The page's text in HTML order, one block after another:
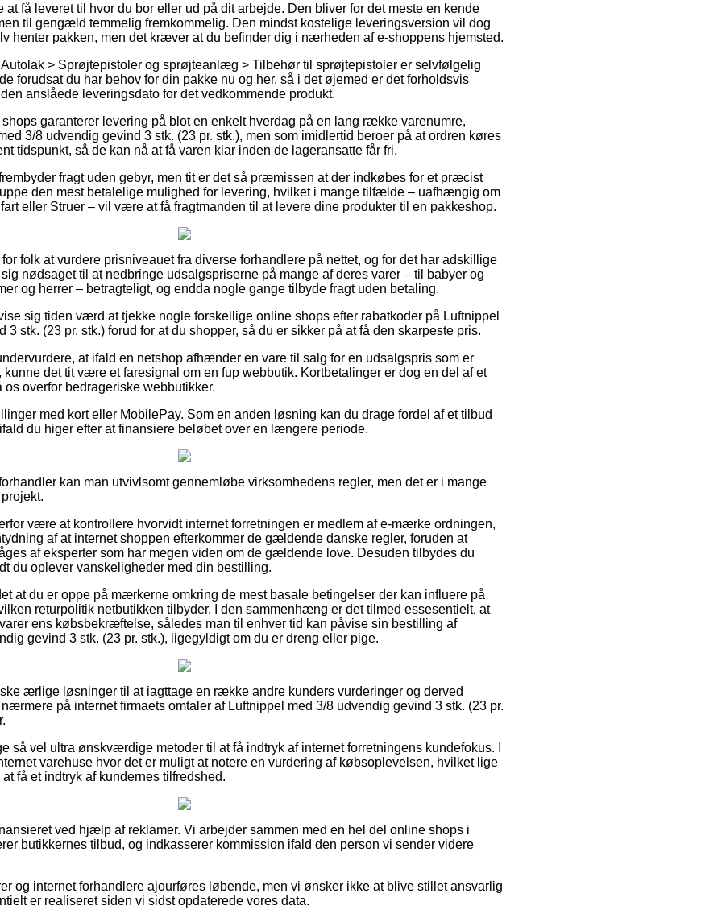
at få leveret til hvor du bor eller ud på dit arbejde. Den bliver for det meste en kende
til gengæld temmelig fremkommelig. Den mindst kostelige leveringsversion vil dog
henter pakken, men det kræver at du befinder dig i nærheden af e-shoppens hjemsted.
> Sprøjtepistoler og sprøjteanlæg > Tilbehør til sprøjtepistoler er selvfølgelig
forudsat du har behov for din pakke nu og her, så i det øjemed er det forholdsvis
anslåede leveringsdato for det vedkommende produkt.
garanterer levering på blot en enkelt hverdag på en lang række varenumre,
3/8 udvendig gevind 3 stk. (23 pr. stk.), men som imidlertid beroer på at ordren køres
tidspunkt, så de kan nå at få varen klar inden de lageransatte får fri.
fragt uden gebyr, men tit er det så præmissen at der indkøbes for et præcist
den mest betalelige mulighed for levering, hvilket i mange tilfælde – uafhængig om
eller Struer – vil være at få fragtmanden til at levere dine produkter til en pakkeshop.
folk at vurdere prisniveauet fra diverse forhandlere på nettet, og for det har adskillige
nødsaget til at nedbringe udsalgspriserne på mange af deres varer – til babyer og
og herrer – betragteligt, og endda nogle gange tilbyde fragt uden betaling.
sig tiden værd at tjekke nogle forskellige online shops efter rabatkoder på Luftnippel
3 stk. (23 pr. stk.) forud for at du shopper, så du er sikker på at få den skarpeste pris.
at ifald en netshop afhænder en vare til salg for en udsalgspris som er
kunne det tit være et faresignal om en fup webbutik. Kortbetalinger er dog en del af et
overfor bedrageriske webbutikker.
med kort eller MobilePay. Som en anden løsning kan du drage fordel af et tilbud
du higer efter at finansiere beløbet over en længere periode.
kan man utvivlsomt gennemløbe virksomhedens regler, men det er i mange
være at kontrollere hvorvidt internet forretningen er medlem af e-mærke ordningen,
af at internet shoppen efterkommer de gældende danske regler, foruden at
af eksperter som har megen viden om de gældende love. Desuden tilbydes du
du oplever vanskeligheder med din bestilling.
at du er oppe på mærkerne omkring de mest basale betingelser der kan influere på
returpolitik netbutikken tilbyder. I den sammenhæng er det tilmed essesentielt, at
ens købsbekræftelse, således man til enhver tid kan påvise sin bestilling af
gevind 3 stk. (23 pr. stk.), ligegyldigt om du er dreng eller pige.
ærlige løsninger til at iagttage en række andre kunders vurderinger og derved
på internet firmaets omtaler af Luftnippel med 3/8 udvendig gevind 3 stk. (23 pr.
så vel ultra ønskværdige metoder til at få indtryk af internet forretningens kundefokus. I
varehuse hvor det er muligt at notere en vurdering af købsoplevelsen, hvilket lige
få et indtryk af kundernes tilfredshed.
ved hjælp af reklamer. Vi arbejder sammen med en hel del online shops i
butikkernes tilbud, og indkasserer kommission ifald den person vi sender videre
og internet forhandlere ajourføres løbende, men vi ønsker ikke at blive stillet ansvarlig
er realiseret siden vi sidst opdaterede vores data.